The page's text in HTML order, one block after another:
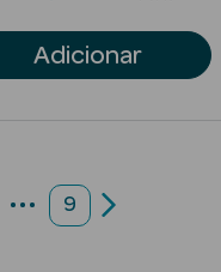
Adicionar
... 9